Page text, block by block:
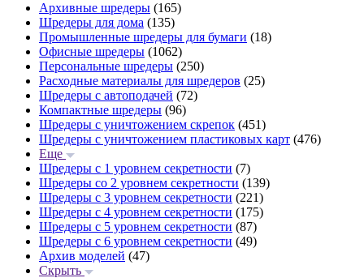
Архивные шредеры (165)
Шредеры для дома (135)
Промышленные шредеры для бумаги (18)
Офисные шредеры (1062)
Персональные шредеры (250)
Расходные материалы для шредеров (25)
Шредеры с автоподачей (72)
Компактные шредеры (96)
Шредеры с уничтожением скрепок (451)
Шредеры с уничтожением пластиковых карт (476)
Еще
Шредеры с 1 уровнем секретности (7)
Шредеры со 2 уровнем секретности (139)
Шредеры с 3 уровнем секретности (221)
Шредеры с 4 уровнем секретности (175)
Шредеры с 5 уровнем секретности (87)
Шредеры с 6 уровнем секретности (49)
Архив моделей (47)
Скрыть